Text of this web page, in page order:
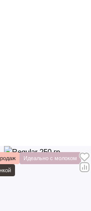
Идеально с молоком